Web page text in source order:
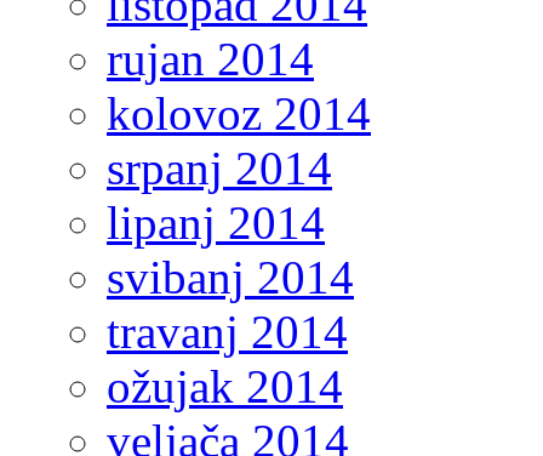
rujan 2014
kolovoz 2014
srpanj 2014
lipanj 2014
svibanj 2014
travanj 2014
ožujak 2014
veljača 2014